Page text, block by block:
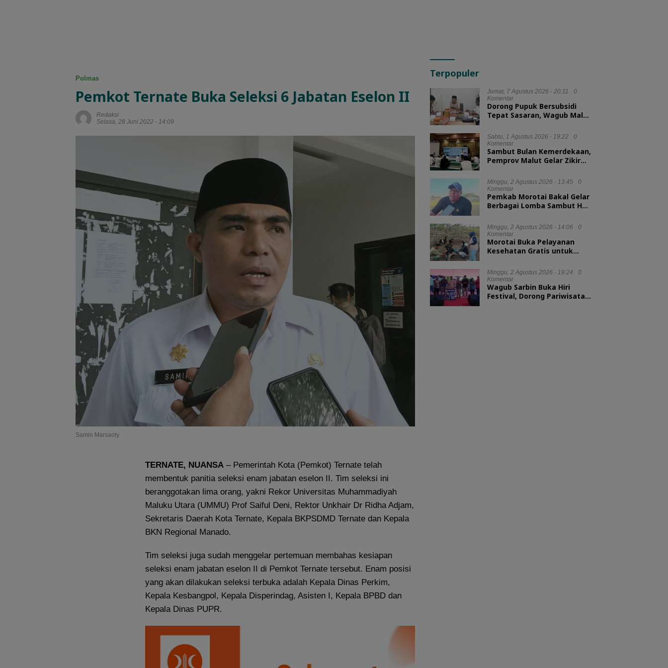
Polmas
Pemkot Ternate Buka Seleksi 6 Jabatan Eselon II
Redaksi
Selasa, 28 Juni 2022 - 14:09
Samin Marsaoly.
TERNATE, NUANSA – Pemerintah Kota (Pemkot) Ternate telah
membentuk panitia seleksi enam jabatan eselon II. Tim seleksi ini
beranggotakan lima orang, yakni Rekor Universitas Muhammadiyah
Maluku Utara (UMMU) Prof Saiful Deni, Rektor Unkhair Dr Ridha Adjam,
Sekretaris Daerah Kota Ternate, Kepala BKPSDMD Ternate dan Kepala
BKN Regional Manado.
Tim seleksi juga sudah menggelar pertemuan membahas kesiapan
seleksi enam jabatan eselon II di Pemkot Ternate tersebut. Enam posisi
yang akan dilakukan seleksi terbuka adalah Kepala Dinas Perkim,
Kepala Kesbangpol, Kepala Disperindag, Asisten I, Kepala BPBD dan
Kepala Dinas PUPR.
Terpopuler
Jumat, 7 Agustus 2026 - 20:11
0
Komentar
Dorong Pupuk Bersubsidi
Tepat Sasaran, Wagub Malut
Digitalisasi
Sabtu, 1 Agustus 2026 - 19:22
0
Komentar
Sambut Bulan Kemerdekaan,
Pemprov Malut Gelar Zikir
Minggu, 2 Agustus 2026 - 13:45
0
Komentar
Pemkab Morotai Bakal Gelar
Berbagai Lomba Sambut HUT
Minggu, 2 Agustus 2026 - 14:06
0
Komentar
Morotai Buka Pelayanan
Kesehatan Gratis untuk
Minggu, 2 Agustus 2026 - 19:24
0
Komentar
Wagub Sarbin Buka Hiri
Festival, Dorong Pariwisata